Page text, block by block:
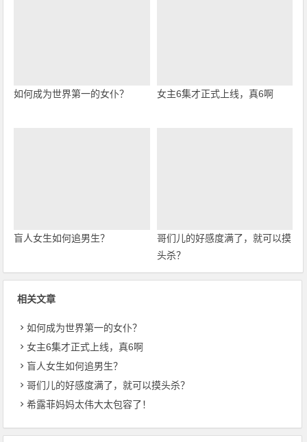
如何成为世界第一的女仆？ 女主6集才正式上线，真6啊
盲人女生如何追男生？
哥们儿的好感度满了，就可以摸
头杀？
相关文章
如何成为世界第一的女仆？
女主6集才正式上线，真6啊
盲人女生如何追男生？
哥们儿的好感度满了，就可以摸头杀？
希露菲妈妈太伟大太包容了！